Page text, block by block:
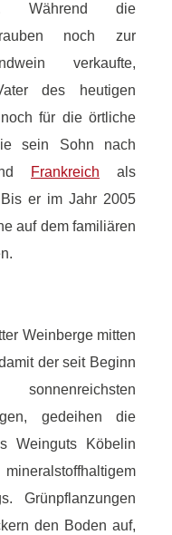
Während die
noch zur
verkaufte,
des heutigen
für die örtliche
sein Sohn nach
Frankreich als
Bis er im Jahr 2005
auf dem familiären
Weinberge mitten
der seit Beginn
gedeihen die
Weinguts Köbelin
Grünpflanzungen
den Boden auf,